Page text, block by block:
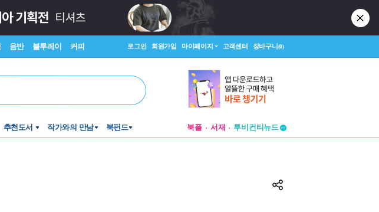
음반 블루레이 커피 로그인 회원가입 마이페이지 고객센터 장바구니(0)
추천도서 작가와의 만남 북펀드 북플 서재
투비컨티뉴드